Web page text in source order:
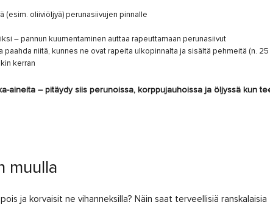
(esim. oliiviöljyä) perunasiivujen pinnalle
– pannun kuumentaminen auttaa rapeuttamaan perunasiivut
paahda niitä, kunnes ne ovat rapeita ulkopinnalta ja sisältä pehmeitä (n.
kerran
aineita – pitäydy siis perunoissa, korppujauhoissa ja öljyssä kun
muulla
ja korvaisit ne vihanneksilla? Näin saat terveellisiä ranskalaisia